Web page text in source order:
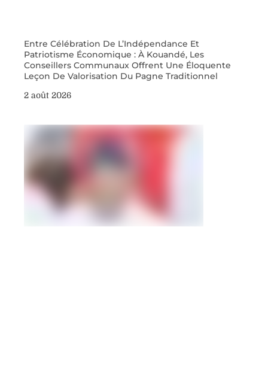
Entre Célébration De L’Indépendance Et
Patriotisme Économique : À Kouandé, Les
Conseillers Communaux Offrent Une Éloquente
Leçon De Valorisation Du Pagne Traditionnel
2 août 2026